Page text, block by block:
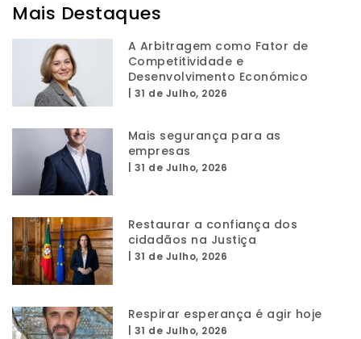
Mais Destaques
A Arbitragem como Fator de
Competitividade e
Desenvolvimento Económico
31 de Julho, 2026
Mais segurança para as
empresas
31 de Julho, 2026
Restaurar a confiança dos
cidadãos na Justiça
31 de Julho, 2026
Respirar esperança é agir hoje
31 de Julho, 2026